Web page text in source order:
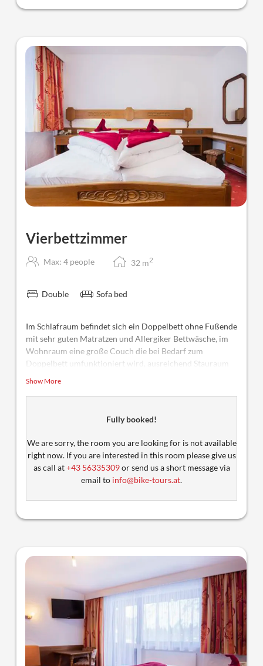
Vierbettzimmer
Max: 4 people 32 m2
Double Sofa bed
Im Schlafraum befindet sich ein Doppelbett ohne Fußende
mit sehr guten Matratzen und Allergiker Bettwäsche, im
Wohnraum eine große Couch die bei Bedarf zum
Doppelbett umfunktioniert wird, ausreichend Stauraum
Show More
Fully booked!
We are sorry, the room you are looking for is not available
right now. If you are interested in this room please give us
as call at+43 56335309or send us a short message via
email to info@bike-tours.at.